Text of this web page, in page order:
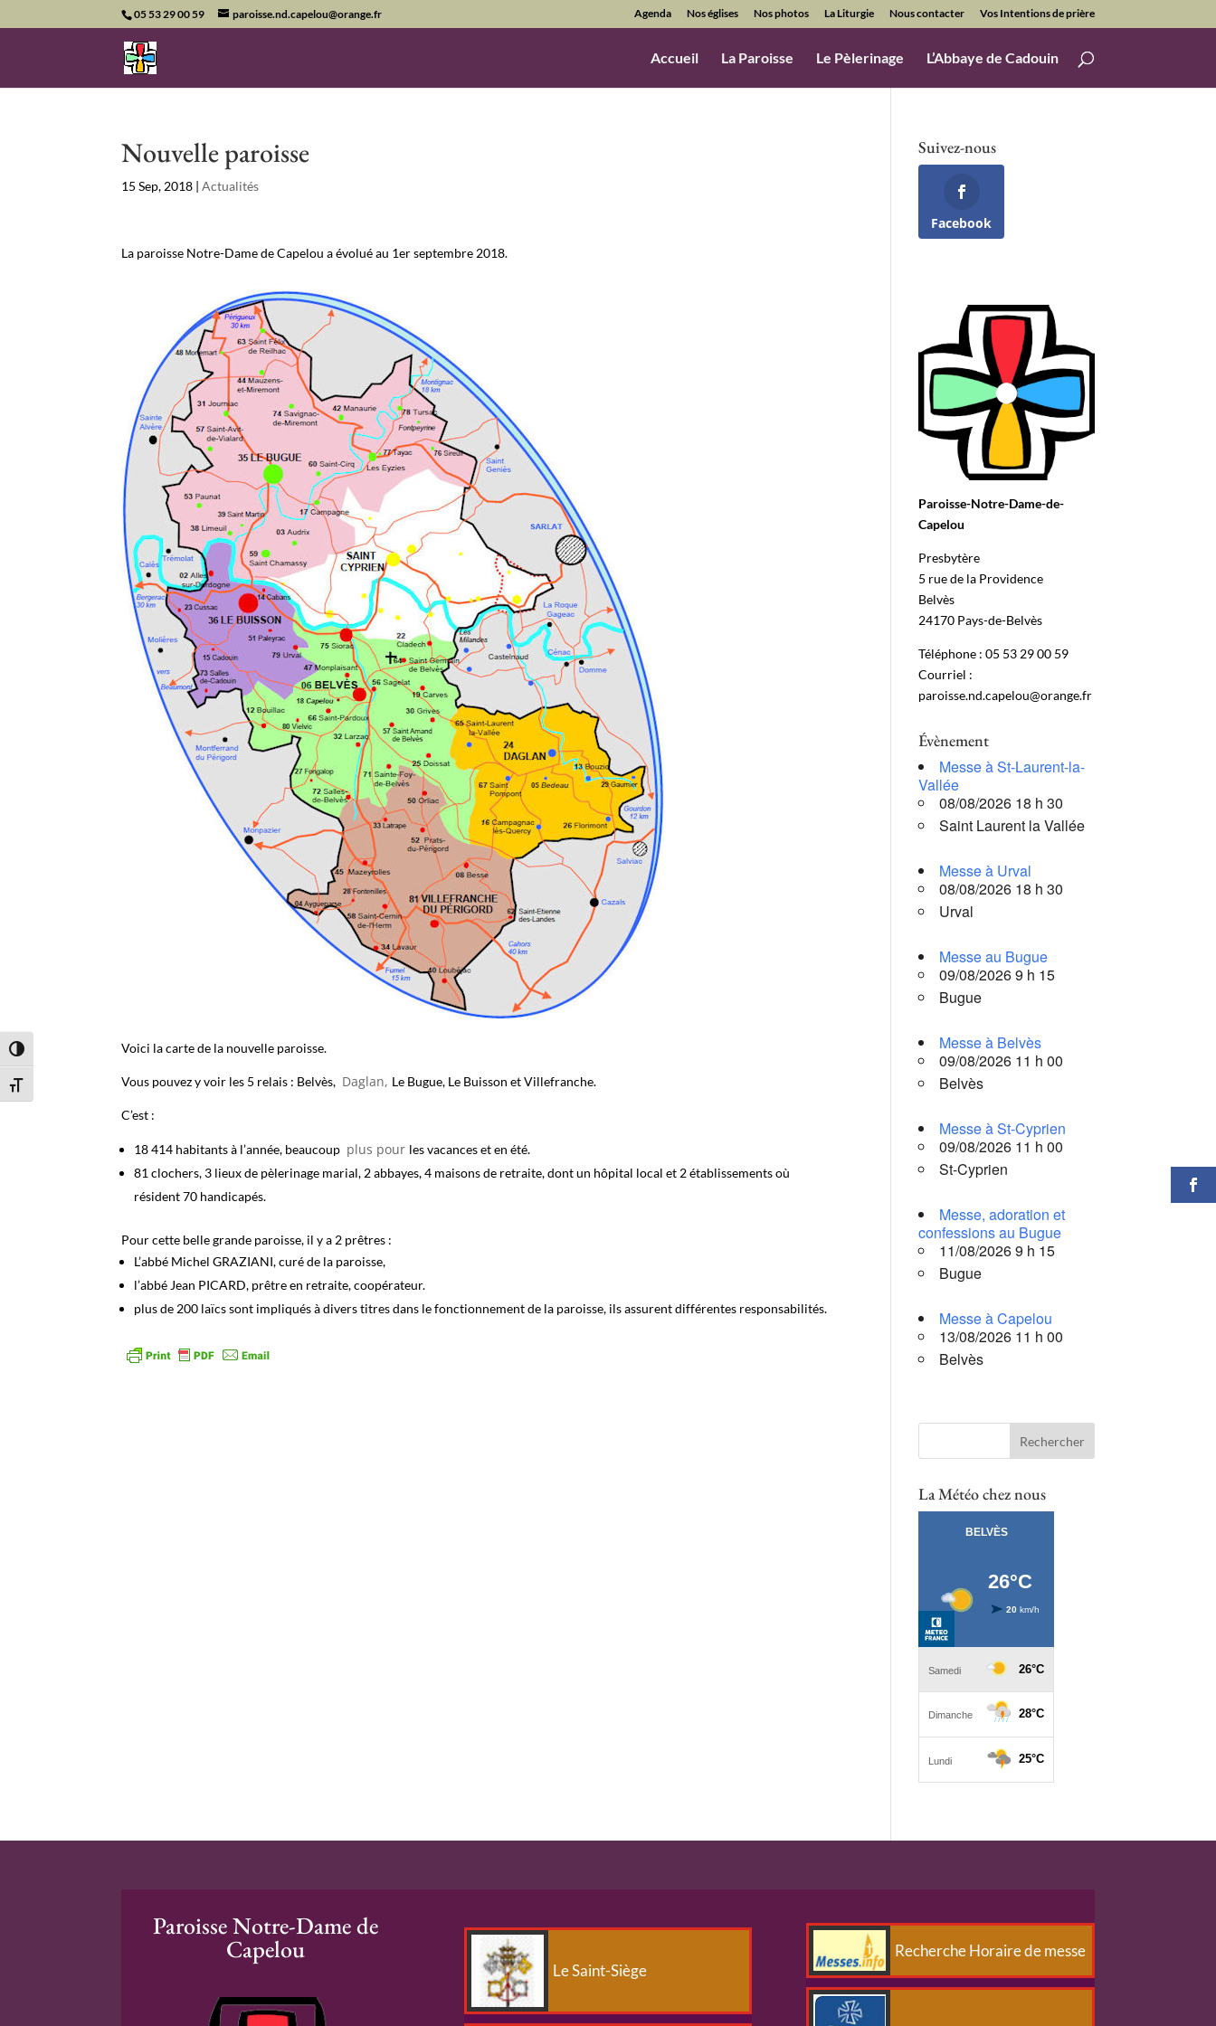
Passer en contraste élevé
Changer la taille de la police
05 53 29 00 59 paroisse.nd.capelou@orange.fr Agenda Nos églises Nos photos La Liturgie Nous contacter Vos Intentions de prière
Accueil La Paroisse Le Pèlerinage L’Abbaye de Cadouin
Nouvelle paroisse
15 Sep, 2018 |Actualités
La paroisse Notre-Dame de Capelou a évolué au 1er septembre 2018.
Facebook
Voici la carte de la nouvelle paroisse.
Vous pouvez y voir les 5 relais : Belvès, Daglan, Le Bugue, Le Buisson et Villefranche.
C’est :
18 414 habitants à l’année, beaucoup plus pour les vacances et en été.
81 clochers, 3 lieux de pèlerinage marial, 2 abbayes, 4 maisons de retraite, dont un hôpital local et 2 établissements où
résident 70 handicapés.
Pour cette belle grande paroisse, il y a 2 prêtres :
L’abbé Michel GRAZIANI, curé de la paroisse,
l’abbé Jean PICARD, prêtre en retraite, coopérateur.
plus de 200 laïcs sont impliqués à divers titres dans le fonctionnement de la paroisse, ils assurent différentes responsabilités.
Suivez-nous
Facebook
Paroisse-Notre-Dame-de-
Capelou
Presbytère
5 rue de la Providence
Belvès
24170 Pays-de-Belvès
Téléphone : 05 53 29 00 59
Courriel :
paroisse.nd.capelou@orange.fr
Évènement
Messe à St-Laurent-la-
Vallée
08/08/2026 18 h 30
Saint Laurent la Vallée
Messe à Urval
08/08/2026 18 h 30
Urval
Messe au Bugue
09/08/2026 9 h 15
Bugue
Messe à Belvès
09/08/2026 11 h 00
Belvès
Messe à St-Cyprien
09/08/2026 11 h 00
St-Cyprien
Messe, adoration et
confessions au Bugue
11/08/2026 9 h 15
Bugue
Messe à Capelou
13/08/2026 11 h 00
Belvès
La Météo chez nous
Paroisse Notre-Dame de
Capelou
Le Saint-Siège
Recherche Horaire de messe